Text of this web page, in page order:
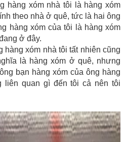
hàng xóm nhà tôi là hàng xóm
theo nhà ở quê, tức là hai ông
hàng xóm của tôi là hàng xóm
ở đây.
hàng xóm nhà tôi tất nhiên cũng
là hàng xóm ở quê, nhưng
bạn hàng xóm của ông hàng
liên quan gì đến tôi cả nên tôi